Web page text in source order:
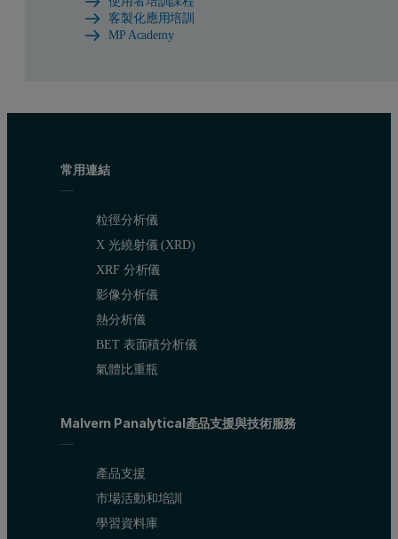
客製化應用培訓
MP Academy
常用連結
粒徑分析儀
X 光繞射儀 (XRD)
XRF 分析儀
影像分析儀
熱分析儀
BET 表面積分析儀
氣體比重瓶
Malvern Panalytical產品支援與技術服務
產品支援
市場活動和培訓
學習資料庫